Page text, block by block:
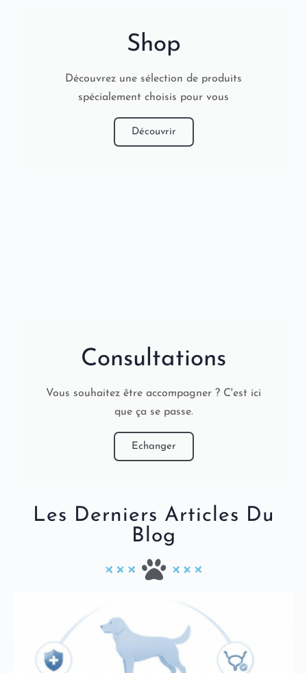
Shop
Découvrez une sélection de produits
spécialement choisis pour vous
Découvrir
Consultations
Vous souhaitez être accompagner ? C'est ici
que ça se passe.
Echanger
Les Derniers Articles Du
Blog